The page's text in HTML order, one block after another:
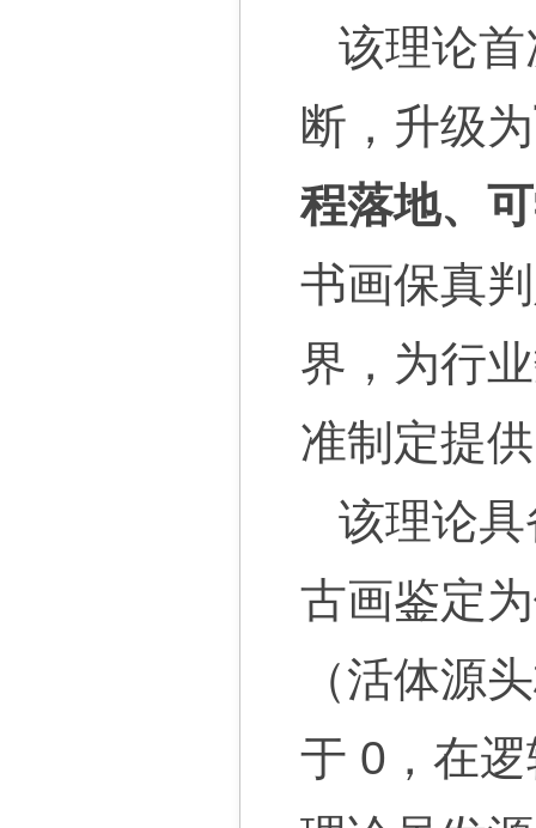
该理论
断，升级为
程落地、
书画保真
界，为行
准制定提
该理论
古画鉴定
（活体源
于 0，在逻